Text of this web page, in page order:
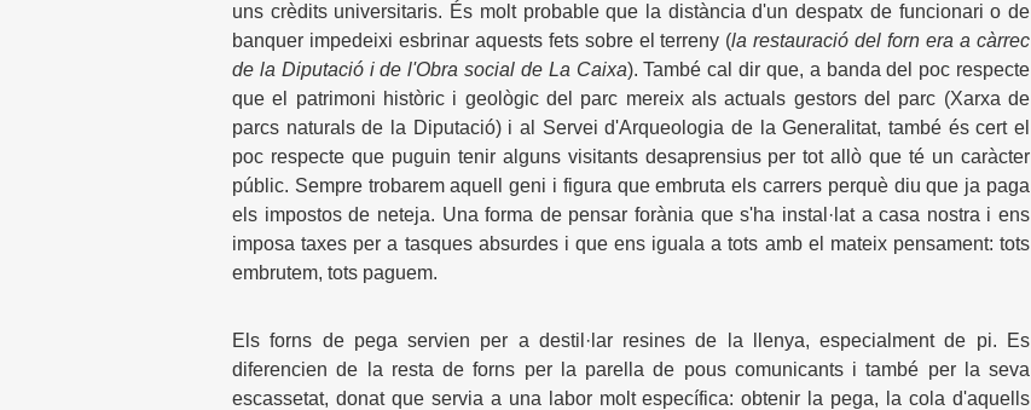
uns crèdits universitaris. És molt probable que la distància d'un despatx de funcionari o de
banquer impedeixi esbrinar aquests fets sobre el terreny (la restauració del forn era a càrrec
de la Diputació i de l'Obra social de La Caixa). També cal dir que, a banda del poc respecte
que el patrimoni històric i geològic del parc mereix als actuals gestors del parc (Xarxa de
parcs naturals de la Diputació) i al Servei d'Arqueologia de la Generalitat, també és cert el
poc respecte que puguin tenir alguns visitants desaprensius per tot allò que té un caràcter
públic. Sempre trobarem aquell geni i figura que embruta els carrers perquè diu que ja paga
els impostos de neteja. Una forma de pensar forània que s'ha instal·lat a casa nostra i ens
imposa taxes per a tasques absurdes i que ens iguala a tots amb el mateix pensament: tots
embrutem, tots paguem.
Els forns de pega servien per a destil·lar resines de la llenya, especialment de pi. Es
diferencien de la resta de forns per la parella de pous comunicants i també per la seva
escassetat, donat que servia a una labor molt específica: obtenir la pega, la cola d'aquells